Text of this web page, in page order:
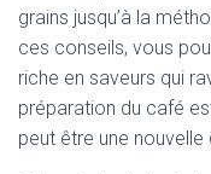
grains jusqu’à la
ces conseils, vous
riche en saveurs qui
préparation du café
peut être une